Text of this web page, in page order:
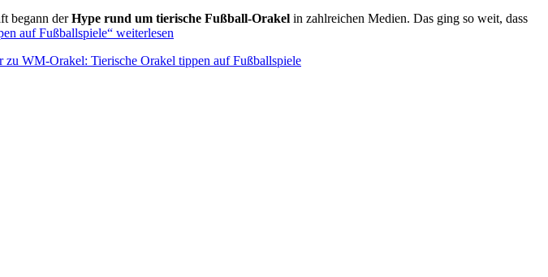
begann derHype rund um tierische Fußball-Orakel in zahlreichen Medien. Das ging so weit, dass
auf Fußballspiele“ weiterlesen
zu WM-Orakel: Tierische Orakel tippen auf Fußballspiele